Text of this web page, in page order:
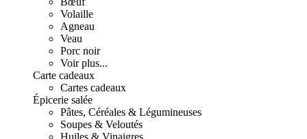
Volaille
Agneau
Veau
Porc noir
Voir plus...
Carte cadeaux
Cartes cadeaux
Épicerie salée
Pâtes, Céréales & Légumineuses
Soupes & Veloutés
Huiles & Vinaigres